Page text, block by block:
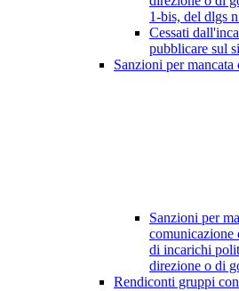
1-bis, del dlgs
Cessati
pubblicare sul
Sanzioni per
Sanzioni per
comunicazione
di incarichi
direzione o di
Rendiconti gruppi